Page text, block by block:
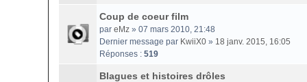
Coup de coeur film
par eMz » 07 mars 2010, 21:48
Dernier message par KwiiX0 » 18 janv. 2015, 16:05
Réponses : 519
Blagues et histoires drôles